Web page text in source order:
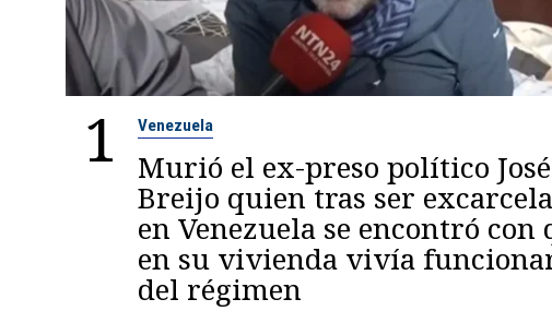
1 Venezuela
Murió el ex-preso político José
Breijo quien tras ser
en Venezuela se encontró con
en su vivienda vivía
del régimen